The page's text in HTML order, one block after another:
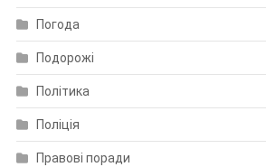
Погода
Подорожі
Політика
Поліція
Правові поради